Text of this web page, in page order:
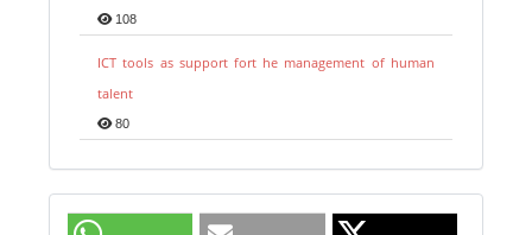
108
ICT tools as support fort he management of human
talent
80